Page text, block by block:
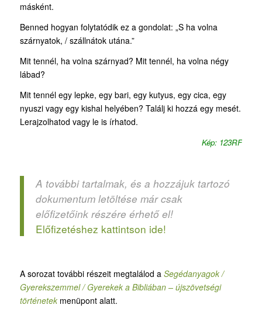
másként.
Benned hogyan folytatódik ez a gondolat: „S ha volna
szárnyatok, / szállnátok utána.”
Mit tennél, ha volna szárnyad? Mit tennél, ha volna négy
lábad?
Mit tennél egy lepke, egy bari, egy kutyus, egy cica, egy
nyuszi vagy egy kishal helyében? Találj ki hozzá egy mesét.
Lerajzolhatod vagy le is írhatod.
Kép: 123RF
A további tartalmak, és a hozzájuk tartozó
dokumentum letöltése már csak
előfizetőink részére érhető el!
Előfizetéshez kattintson ide!
A sorozat további részeit megtalálod a Segédanyagok /
Gyerekszemmel / Gyerekek a Bibliában – újszövetségi
történetek menüpont alatt.